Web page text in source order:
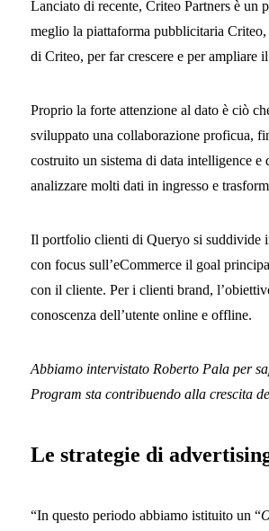
Lanciato di recente, Criteo Partners è un
meglio la piattaforma pubblicitaria
di Criteo, per far crescere e per ampliare
Proprio la forte attenzione al dato è ciò
sviluppato una collaborazione proficua,
costruito un sistema di data intelligence
analizzare molti dati in ingresso e
Il portfolio clienti di Queryo si suddivide
con focus sull’eCommerce il goal
con il cliente. Per i clienti brand,
conoscenza dell’utente online e offline.
Abbiamo intervistato Roberto Pala per
Program sta contribuendo alla crescita
Le strategie di
“In questo periodo abbiamo istituito un “